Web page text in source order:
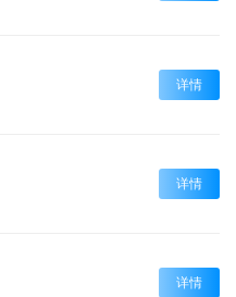
详情
详情
详情